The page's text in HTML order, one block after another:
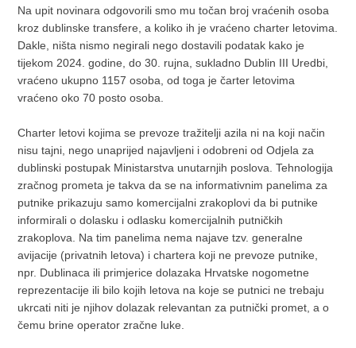
Na upit novinara odgovorili smo mu točan broj vraćenih osoba
kroz dublinske transfere, a koliko ih je vraćeno charter letovima.
Dakle, ništa nismo negirali nego dostavili podatak kako je
tijekom 2024. godine, do 30. rujna, sukladno Dublin III Uredbi,
vraćeno ukupno 1157 osoba, od toga je čarter letovima
vraćeno oko 70 posto osoba.
Charter letovi kojima se prevoze tražitelji azila ni na koji način
nisu tajni, nego unaprijed najavljeni i odobreni od Odjela za
dublinski postupak Ministarstva unutarnjih poslova. Tehnologija
zračnog prometa je takva da se na informativnim panelima za
putnike prikazuju samo komercijalni zrakoplovi da bi putnike
informirali o dolasku i odlasku komercijalnih putničkih
zrakoplova. Na tim panelima nema najave tzv. generalne
avijacije (privatnih letova) i chartera koji ne prevoze putnike,
npr. Dublinaca ili primjerice dolazaka Hrvatske nogometne
reprezentacije ili bilo kojih letova na koje se putnici ne trebaju
ukrcati niti je njihov dolazak relevantan za putnički promet, a o
čemu brine operator zračne luke.